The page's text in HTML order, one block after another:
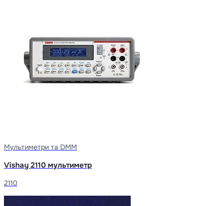
Мультиметри та DMM
Vishay 2110 мультиметр
2110